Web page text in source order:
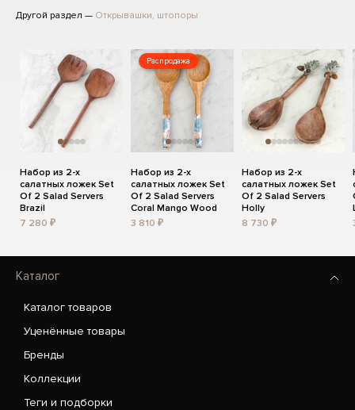
Другой раздел — Открывашки, штопоры
Набор из 2-х
салатных ложек Set
Of 2 Salad Servers
Brazil
7 280 ₽
Распродажа
Набор из 2-х
салатных ложек Set
Of 2 Salad Servers
Coral Mango Wood
3 810 ₽
Набор из 2-х
салатных ложек Set
Of 2 Salad Servers
Holly
8 730 ₽
Каталог
Каталог товаров
Уценённые товары
Бренды
Коллекции
Теги и подборки